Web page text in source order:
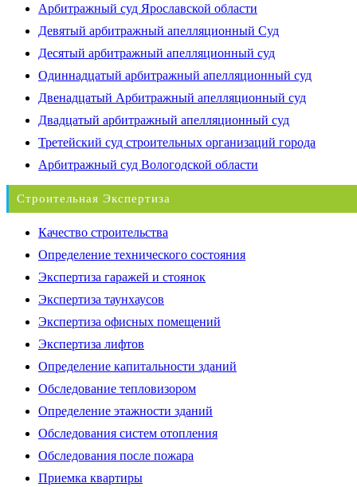
Арбитражный суд Ярославской области
Девятый арбитражный апелляционный Суд
Десятый арбитражный апелляционный суд
Одиннадцатый арбитражный апелляционный суд
Двенадцатый Арбитражный апелляционный суд
Двадцатый арбитражный апелляционный суд
Третейский суд строительных организаций города
Арбитражный суд Вологодской области
Строительная Экспертиза
Качество строительства
Определение технического состояния
Экспертиза гаражей и стоянок
Экспертиза таунхаусов
Экспертиза офисных помещений
Экспертиза лифтов
Определение капитальности зданий
Обследование тепловизором
Определение этажности зданий
Обследования систем отопления
Обследования после пожара
Приемка квартиры